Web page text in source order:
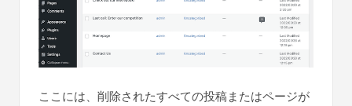
ここには、削除されたすべての投稿またはページが